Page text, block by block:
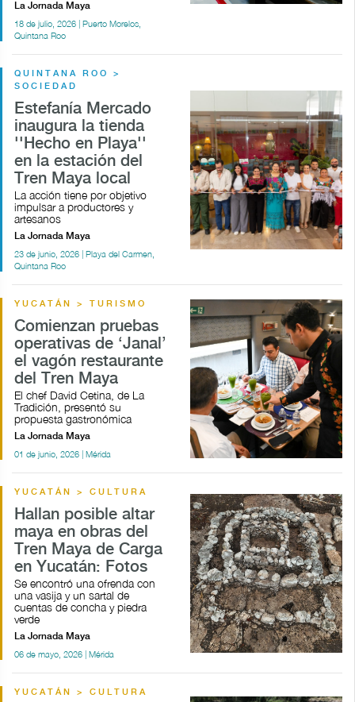
La Jornada Maya
18 de julio, 2026 | Puerto Morelos,
Quintana Roo
QUINTANA ROO >
SOCIEDAD
Estefanía Mercado
inaugura la tienda
''Hecho en Playa''
en la estación del
Tren Maya local
La acción tiene por objetivo
impulsar a productores y
artesanos
La Jornada Maya
23 de junio, 2026 | Playa del Carmen,
Quintana Roo
YUCATÁN > TURISMO
Comienzan pruebas
operativas de ‘Janal’
el vagón restaurante
del Tren Maya
El chef David Cetina, de La
Tradición, presentó su
propuesta gastronómica
La Jornada Maya
01 de junio, 2026 | Mérida
YUCATÁN > CULTURA
Hallan posible altar
maya en obras del
Tren Maya de Carga
en Yucatán: Fotos
Se encontró una ofrenda con
una vasija y un sartal de
cuentas de concha y piedra
verde
La Jornada Maya
06 de mayo, 2026 | Mérida
YUCATÁN > CULTURA